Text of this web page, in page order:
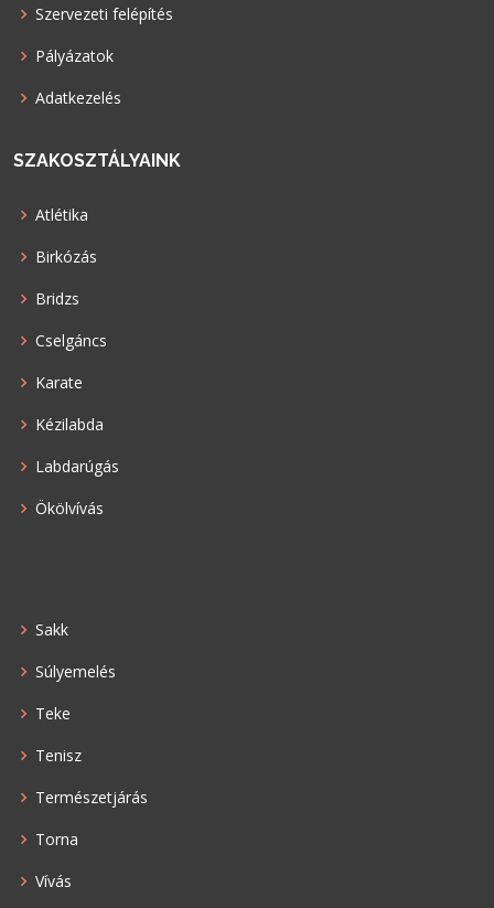
Szervezeti felépítés
Pályázatok
Adatkezelés
SZAKOSZTÁLYAINK
Atlétika
Birkózás
Bridzs
Cselgáncs
Karate
Kézilabda
Labdarúgás
Ökölvívás
Sakk
Súlyemelés
Teke
Tenisz
Természetjárás
Torna
Vívás